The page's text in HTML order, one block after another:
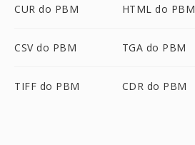
CUR do PBM HTML do PBM
CSV do PBM TGA do PBM
TIFF do PBM CDR do PBM